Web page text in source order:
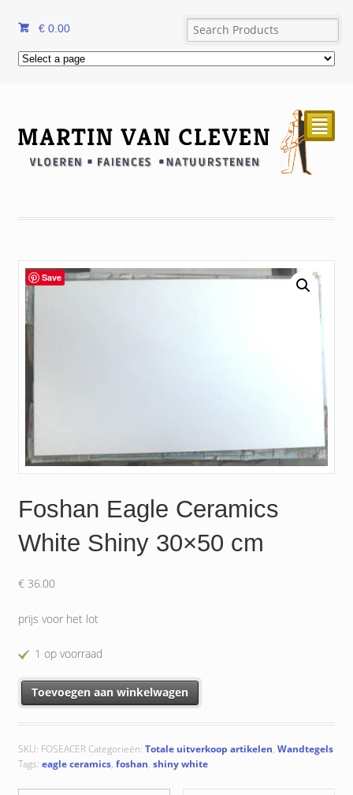
€ 0.00
²
Save
Foshan Eagle Ceramics
White Shiny 30×50 cm
€36.00
prijs voor het lot
1 op voorraad
Foshan Eagle Ceramics White Shiny 30x50 cm aantal
Toevoegen aan winkelwagen
SKU: FOSEACERCategorieën: Totale uitverkoop artikelen, Wandtegels
Tags: eagle ceramics, foshan, shiny white